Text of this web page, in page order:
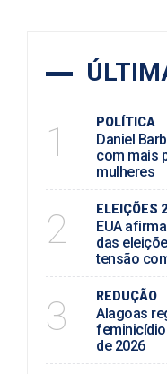
1 POLÍTICA
Daniel
com mais
mulheres
2 ELEIÇÕES
EUA
das
tensão
3 REDUÇÃO
Alagoas
de 2026